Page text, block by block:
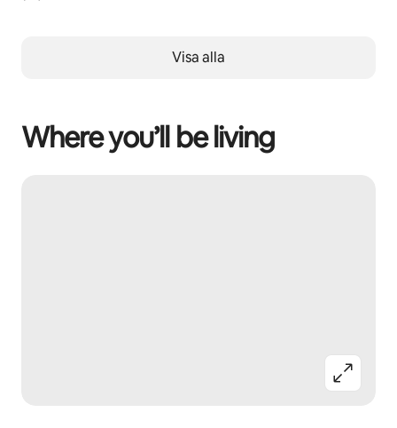
Visa alla
Where you’ll be living